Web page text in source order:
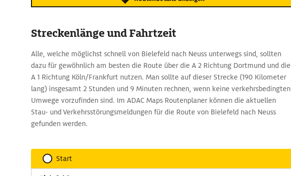
Streckenlänge und Fahrtzeit
Alle, welche möglichst schnell von Bielefeld nach Neuss unterwegs sind, sollten
dazu für gewöhnlich am besten die Route über die A 2 Richtung Dortmund und die
A 1 Richtung Köln/Frankfurt nutzen. Man sollte auf dieser Strecke (190 Kilometer
lang) insgesamt 2 Stunden und 9 Minuten rechnen, wenn keine verkehrsbedingten
Umwege vorzufinden sind. Im ADAC Maps Routenplaner können die aktuellen
Stau- und Verkehrsstörungsmeldungen für die Route von Bielefeld nach Neuss
gefunden werden.
Start